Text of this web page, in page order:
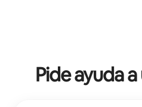
Pide ayuda